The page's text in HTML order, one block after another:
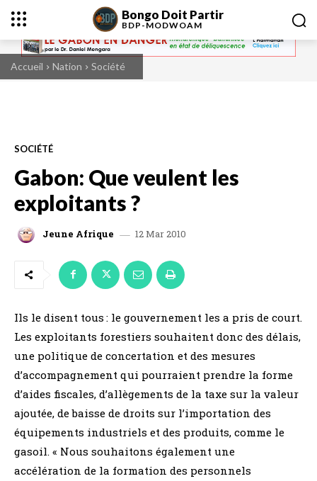
Bongo Doit Partir
BDP-MODWOAM
Accueil Nation Société
SOCIÉTÉ
Gabon: Que veulent les
exploitants ?
Jeune Afrique 12 Mar 2010
Ils le disent tous : le gouvernement les a pris de court.
Les exploitants forestiers souhaitent donc des délais,
une politique de concertation et des mesures
d’accompagnement qui pourraient prendre la forme
d’aides fiscales, d’allègements de la taxe sur la valeur
ajoutée, de baisse de droits sur l’importation des
équipements industriels et des produits, comme le
gasoil. « Nous souhaitons également une
accélération de la formation des personnels